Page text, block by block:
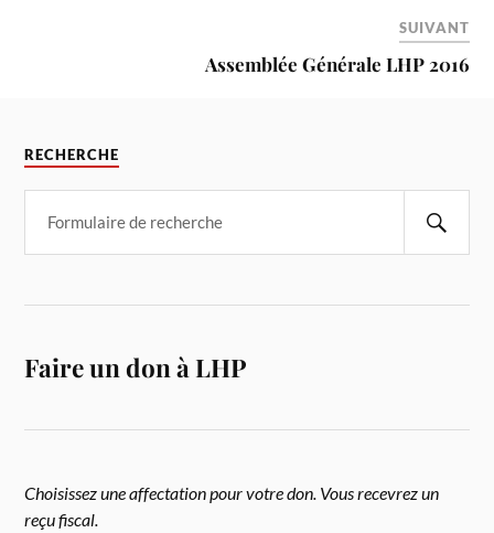
SUIVANT
Assemblée Générale LHP 2016
RECHERCHE
Faire un don à LHP
Choisissez une affectation pour votre don. Vous recevrez un
reçu fiscal.